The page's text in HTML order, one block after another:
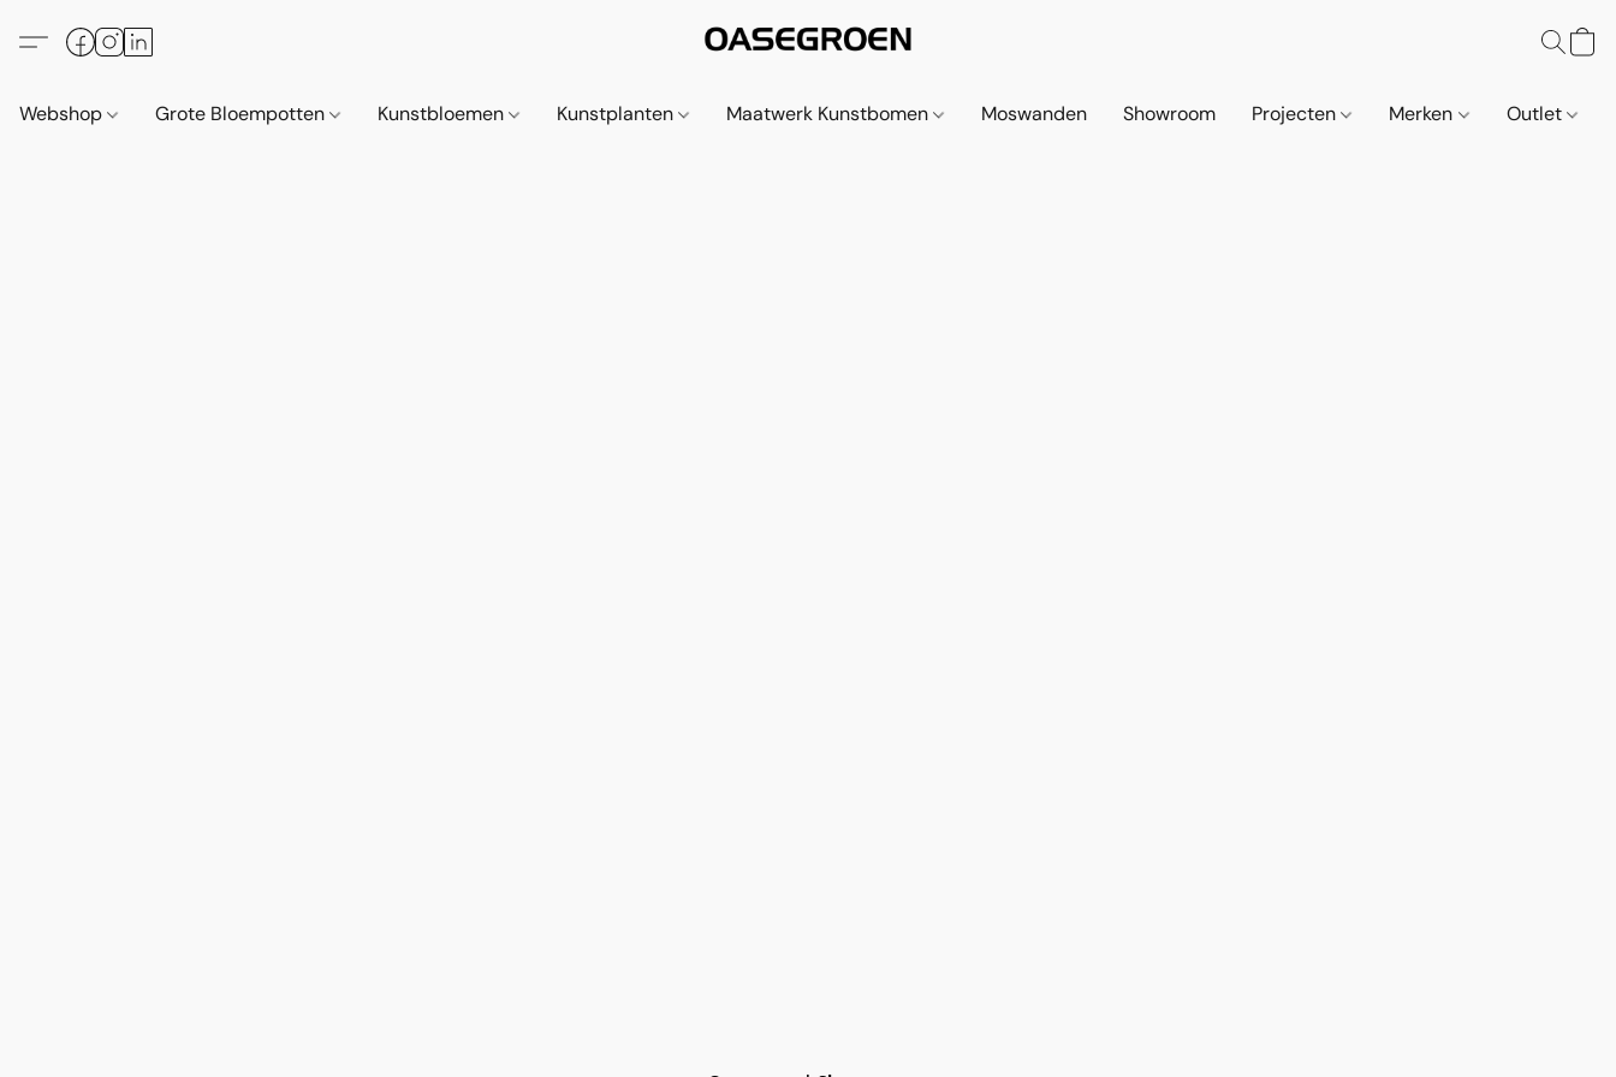
Webshop Grote Bloempotten Kunstbloemen Kunstplanten Maatwerk Kunstbomen Moswanden Showroom Projecten Merken Outlet